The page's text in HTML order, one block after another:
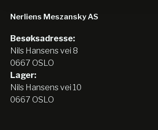
Nerliens Meszansky AS
Besøksadresse:
Nils Hansens vei 8
0667 OSLO
Lager:
Nils Hansens vei 10
0667 OSLO